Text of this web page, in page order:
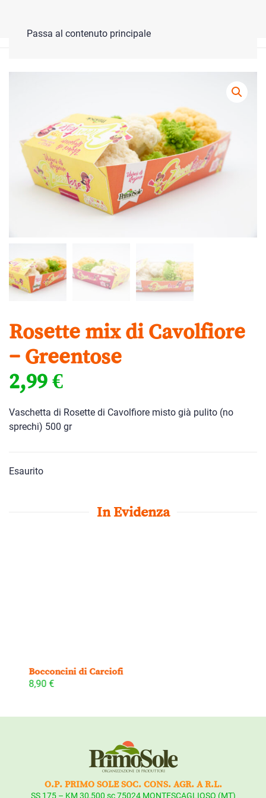
Passa al contenuto principale
Rosette mix di Cavolfiore
– Greentose
2,99 €
Vaschetta di Rosette di Cavolfiore misto già pulito (no
sprechi) 500 gr
Esaurito
In Evidenza
Bocconcini di Carciofi
8,90€
O.P. PRIMO SOLE SOC. CONS. AGR. A R.L.
SS 175 – KM 30,500 sc 75024 MONTESCAGLIOSO (MT)